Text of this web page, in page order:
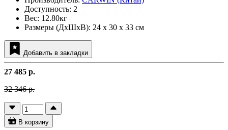
Доступность: 2
Вес: 12.80кг
Размеры (ДxШxВ): 24 x 30 x 33 см
Добавить в закладки
27 485 р.
32 346 р.
В корзину